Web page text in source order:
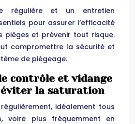
régulière et un entretien
pour assurer l’efficacité
pièges et prévenir tout risque.
compromettre la sécurité et
de piégeage.
contrôle et vidange
éviter la saturation
idéalement tous
plus fréquemment en